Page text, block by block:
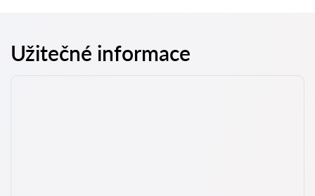
Užitečné informace